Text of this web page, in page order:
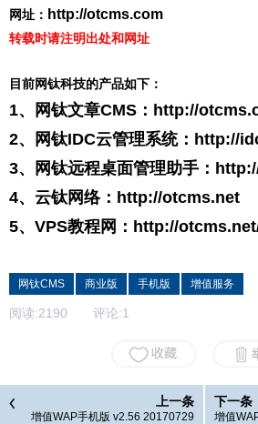
网址： http://otcms.com
转载时请注明出处和网址
目前网钛科技的产品如下：
1、网钛文章CMS： http://
2、网钛IDC云管理系统： http://
3、网钛远程桌面管理助手：
4、云钛网络： http://otcms.net
5、VPS教程网： http://
网钛CMS 商业版 手机版 增值服务
阅读:2190 评论:1
上一条
增值WAP手机版 v2.56 20170729
下一条
增值